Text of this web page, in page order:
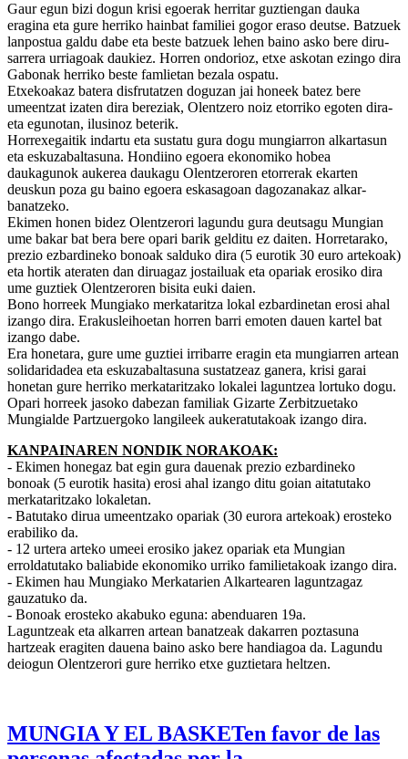
Gaur egun bizi dogun krisi egoerak herritar guztiengan dauka
eragina eta gure herriko hainbat familiei gogor eraso deutse. Batzuek
lanpostua galdu dabe eta beste batzuek lehen baino asko bere diru-
sarrera urriagoak daukiez. Horren ondorioz, etxe askotan ezingo dira
Gabonak herriko beste famlietan bezala ospatu.
Etxekoakaz batera disfrutatzen doguzan jai honeek batez bere
umeentzat izaten dira bereziak, Olentzero noiz etorriko egoten dira-
eta egunotan, ilusinoz beterik.
Horrexegaitik indartu eta sustatu gura dogu mungiarron alkartasun
eta eskuzabaltasuna. Hondiino egoera ekonomiko hobea
daukagunok aukerea daukagu Olentzeroren etorrerak ekarten
deuskun poza gu baino egoera eskasagoan dagozanakaz alkar-
banatzeko.
Ekimen honen bidez Olentzerori lagundu gura deutsagu Mungian
ume bakar bat bera bere opari barik gelditu ez daiten. Horretarako,
prezio ezbardineko bonoak salduko dira (5 eurotik 30 euro artekoak)
eta hortik ateraten dan diruagaz jostailuak eta opariak erosiko dira
ume guztiek Olentzeroren bisita euki daien.
Bono horreek Mungiako merkataritza lokal ezbardinetan erosi ahal
izango dira. Erakusleihoetan horren barri emoten dauen kartel bat
izango dabe.
Era honetara, gure ume guztiei irribarre eragin eta mungiarren artean
solidaridadea eta eskuzabaltasuna sustatzeaz ganera, krisi garai
honetan gure herriko merkataritzako lokalei laguntzea lortuko dogu.
Opari horreek jasoko dabezan familiak Gizarte Zerbitzuetako
Mungialde Partzuergoko langileek aukeratutakoak izango dira.
KANPAINAREN NONDIK NORAKOAK:
- Ekimen honegaz bat egin gura dauenak prezio ezbardineko
bonoak (5 eurotik hasita) erosi ahal izango ditu goian aitatutako
merkataritzako lokaletan.
- Batutako dirua umeentzako opariak (30 eurora artekoak) erosteko
erabiliko da.
- 12 urtera arteko umeei erosiko jakez opariak eta Mungian
erroldatutako baliabide ekonomiko urriko familietakoak izango dira.
- Ekimen hau Mungiako Merkatarien Alkartearen laguntzagaz
gauzatuko da.
- Bonoak erosteko akabuko eguna: abenduaren 19a.
Laguntzeak eta alkarren artean banatzeak dakarren poztasuna
hartzeak eragiten dauena baino asko bere handiagoa da. Lagundu
deiogun Olentzerori gure herriko etxe guztietara heltzen.
MUNGIA Y EL BASKETen favor de las